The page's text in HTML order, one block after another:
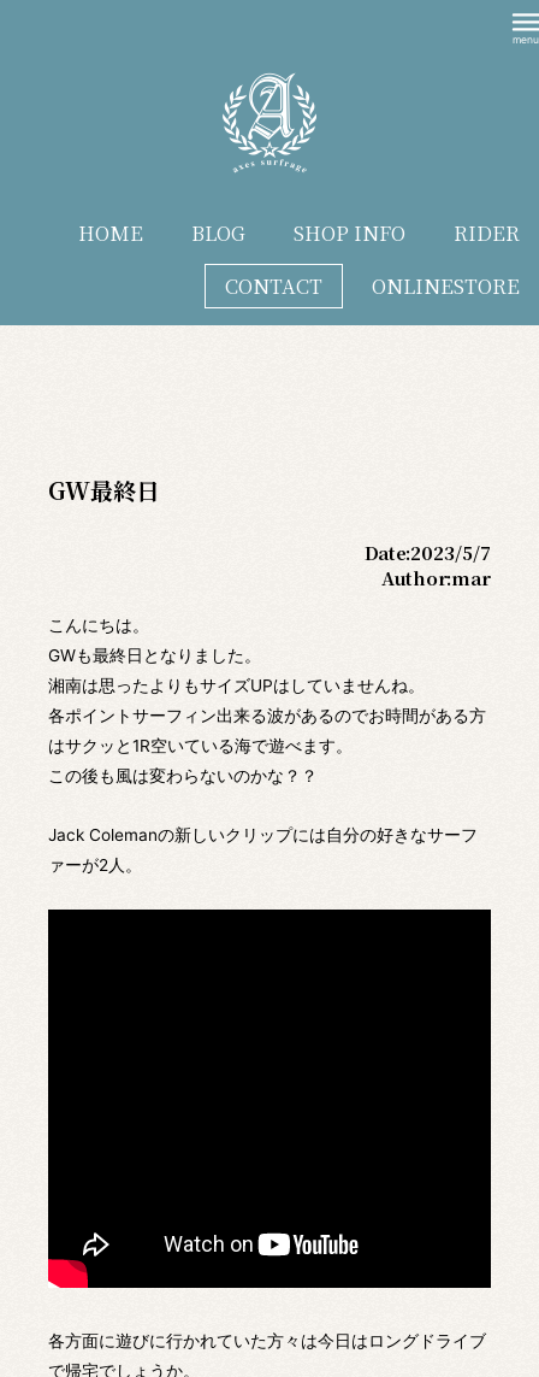
HOME BLOG SHOP INFO
RIDER
CONTACT
ONLINESTORE
GW最終日
Date:2023/5/7
Author:mar
こんにちは。
GWも最終日となりました。
湘南は思ったよりもサイズUPはしていませんね。
各ポイントサーフィン出来る波があるのでお時間がある方
はサクッと1R空いている海で遊べます。
この後も風は変わらないのかな？？
Jack Colemanの新しいクリップには自分の好きなサーフ
ァーが2人。
各方面に遊びに行かれていた方々は今日はロングドライブ
で帰宅でしょうか。